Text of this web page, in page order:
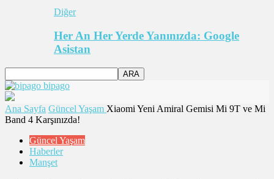
Diğer
Her An Her Yerde Yanınızda: Google
Asistan
bipago
Ana Sayfa Güncel Yaşam Xiaomi Yeni Amiral Gemisi Mi 9T ve Mi
Band 4 Karşınızda!
Güncel Yaşam
Haberler
Manşet